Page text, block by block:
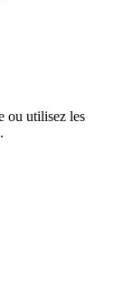
ou utilisez les